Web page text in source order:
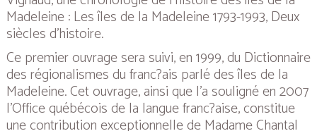
Madeleine :Les îles de la Madeleine 1793-1993, Deux
siècles d’histoire.
Ce premier ouvrage sera suivi, en 1999, du Dictionnaire
des régionalismes du franc?ais parlé des îles de la
Madeleine. Cet ouvrage, ainsi que l’a souligné en 2007
l’Office québécois de la langue franc?aise, constitue
une contribution exceptionnelle de Madame Chantal